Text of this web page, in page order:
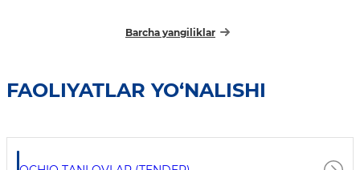
Barcha yangiliklar
FAOLIYATLAR YO‘NALISHI